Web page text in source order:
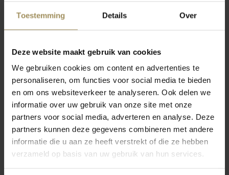
Toestemming Details Over
Deze website maakt gebruik van cookies
We gebruiken cookies om content en advertenties te
personaliseren, om functies voor social media te bieden
en om ons websiteverkeer te analyseren. Ook delen we
informatie over uw gebruik van onze site met onze
partners voor social media, adverteren en analyse. Deze
partners kunnen deze gegevens combineren met andere
informatie die u aan ze heeft verstrekt of die ze hebben
verzameld op basis van uw gebruik van hun services.
Kortom, het belang van een goede nachtrust kan niet genoeg
fysieke gezondheid, mentale gesteldheid, productiviteit en
algehele kwaliteit van leven. Door te investeren in onze slaap,
investeren we in onze gezondheid en welzijn op de lange
Wist je dat een goede nachtrust eigenlijk al overdag begint?
Bjorn deelt enkele tips waar jij rekening mee kunt houden:
- Probeer elke dag op hetzelfde tijdstip naar bed te gaan en